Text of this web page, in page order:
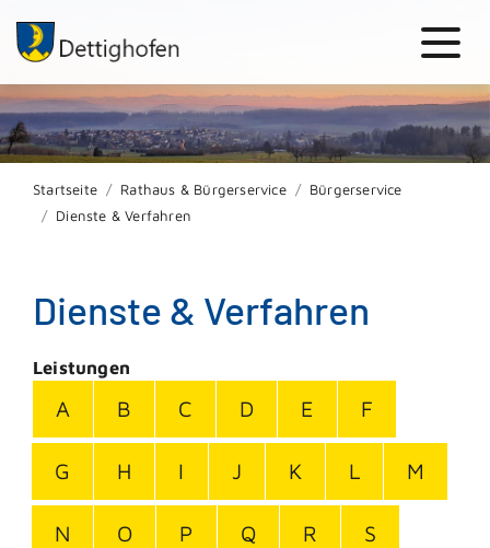
Startseite Rathaus & Bürgerservice
Bürgerservice
Dienste & Verfahren
Dienste & Verfahren
Leistungen
A B C D E F
G H I J K L M
N O P Q R S